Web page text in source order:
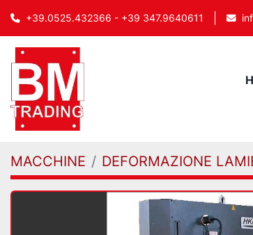
+39.0525.432366 - +39 347.9640611
MACCHINE DEFORMAZIONE